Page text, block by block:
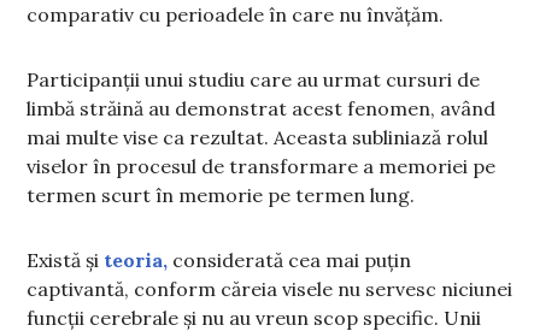
comparativ cu perioadele în care nu învățăm.
Participanții unui studiu care au urmat cursuri de
limbă străină au demonstrat acest fenomen, având
mai multe vise ca rezultat. Aceasta subliniază rolul
viselor în procesul de transformare a memoriei pe
termen scurt în memorie pe termen lung.
Există și teoria, considerată cea mai puțin
captivantă, conform căreia visele nu servesc niciunei
funcții cerebrale și nu au vreun scop specific. Unii